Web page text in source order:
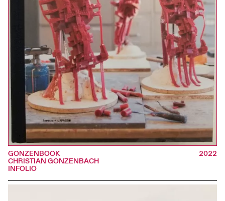
GONZENBOOK
CHRISTIAN GONZENBACH
INFOLIO
2022